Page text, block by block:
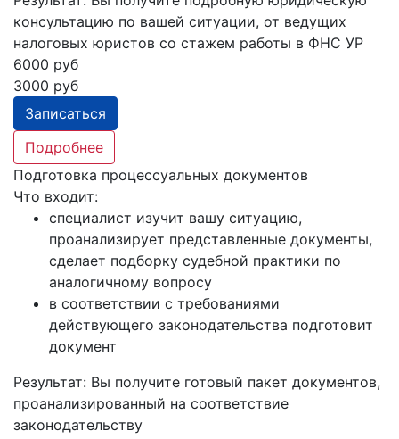
консультацию по вашей ситуации, от ведущих
налоговых юристов со стажем работы в ФНС УР
6000 руб
3000 руб
Записаться
Подробнее
Подготовка процессуальных документов
Что входит:
специалист изучит вашу ситуацию,
проанализирует представленные документы,
сделает подборку судебной практики по
аналогичному вопросу
в соответствии с требованиями
действующего законодательства подготовит
документ
Результат: Вы получите готовый пакет документов,
проанализированный на соответствие
законодательству